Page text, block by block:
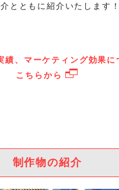
とともに紹介いたします！
績、マーケティング効果に
こちらから
制作物の紹介